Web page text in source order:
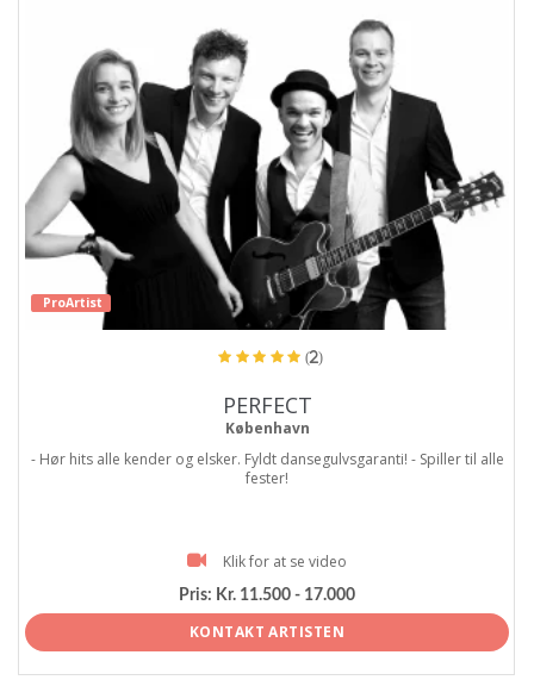
ProArtist
(2)
PERFECT
København
- Hør hits alle kender og elsker. Fyldt dansegulvsgaranti! - Spiller til alle
fester!
Klik for at se video
Pris: Kr. 11.500 - 17.000
KONTAKT ARTISTEN